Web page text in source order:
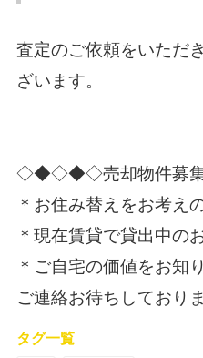
査定のご依頼をいただ
ざいます。
◇◆◇◆◇売却物件募
＊お住み替えをお考え
＊現在賃貸で貸出中の
＊ご自宅の価値をお
ご連絡お待ちしており
タグ一覧